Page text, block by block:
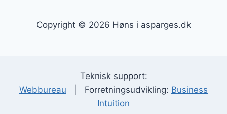
Copyright © 2026 Høns i asparges.dk
Teknisk support:
Webbureau | Forretningsudvikling: Business
Intuition